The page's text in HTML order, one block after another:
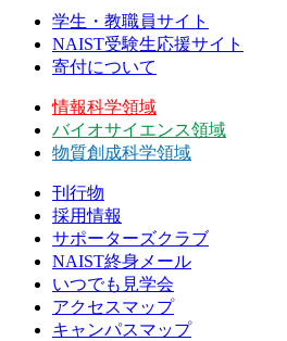
学生・教職員サイト
NAIST受験生応援サイト
寄付について
情報科学領域
バイオサイエンス領域
物質創成科学領域
刊行物
採用情報
サポーターズクラブ
NAIST終身メール
いつでも見学会
アクセスマップ
キャンパスマップ